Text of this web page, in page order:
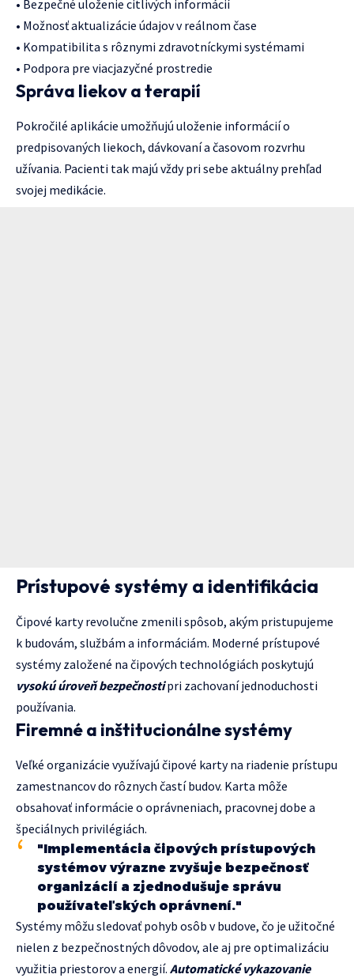
• Bezpečné uloženie citlivých informácií
• Možnosť aktualizácie údajov v reálnom čase
• Kompatibilita s rôznymi zdravotníckymi systémami
• Podpora pre viacjazyčné prostredie
Správa liekov a terapií
Pokročilé aplikácie umožňujú uloženie informácií o
predpisovaných liekoch, dávkovaní a časovom rozvrhu
užívania. Pacienti tak majú vždy pri sebe aktuálny prehľad
svojej medikácie.
Prístupové systémy a identifikácia
Čipové karty revolučne zmenili spôsob, akým pristupujeme
k budovám, službám a informáciám. Moderné prístupové
systémy založené na čipových technológiách poskytujú
vysokú úroveň bezpečnostipri zachovaní jednoduchosti
používania.
Firemné a inštitucionálne systémy
Veľké organizácie využívajú čipové karty na riadenie prístupu
zamestnancov do rôznych častí budov. Karta môže
obsahovať informácie o oprávneniach, pracovnej dobe a
špeciálnych privilégiách.
"Implementácia čipových prístupových
systémov výrazne zvyšuje bezpečnosť
organizácií a zjednodušuje správu
používateľských oprávnení."
Systémy môžu sledovať pohyb osôb v budove, čo je užitočné
nielen z bezpečnostných dôvodov, ale aj pre optimalizáciu
využitia priestorov a energií. Automatické vykazovanie